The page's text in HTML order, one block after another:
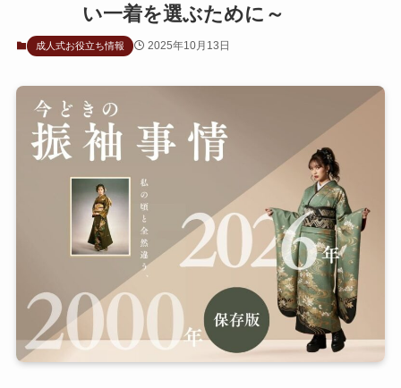
い一着を選ぶために～
成人式お役立ち情報 2025年10月13日